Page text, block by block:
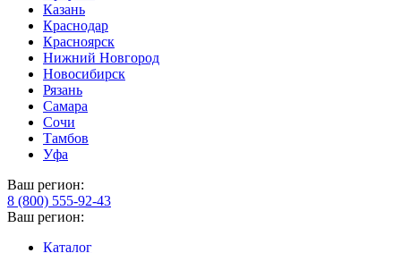
Казань
Краснодар
Красноярск
Нижний Новгород
Новосибирск
Рязань
Самара
Сочи
Тамбов
Уфа
Ваш регион:
8 (800) 555-92-43
Ваш регион:
Каталог